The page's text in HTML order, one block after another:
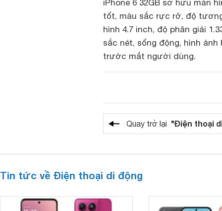
iPhone 6 32GB sở hữu màn
tốt, màu sắc rực rỡ, độ
hình 4.7 inch, độ phân giải
sắc nét, sống động, hình
trước mắt người dùng.
Quay trở lại "Điện thoại
Tin tức về Điện thoại di động